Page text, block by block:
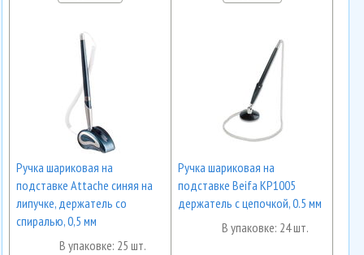
Ручка шариковая на
подставке Attache синяя на
липучке, держатель со
спиралью, 0,5 мм
В упаковке: 25 шт.
Ручка шариковая на
подставке Beifa KP1005
держатель с цепочкой, 0.5 мм
В упаковке: 24 шт.